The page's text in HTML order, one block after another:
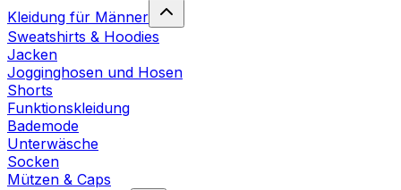
Kleidung für Männer
Sweatshirts & Hoodies
Jacken
Jogginghosen und Hosen
Shorts
Funktionskleidung
Bademode
Unterwäsche
Socken
Mützen & Caps